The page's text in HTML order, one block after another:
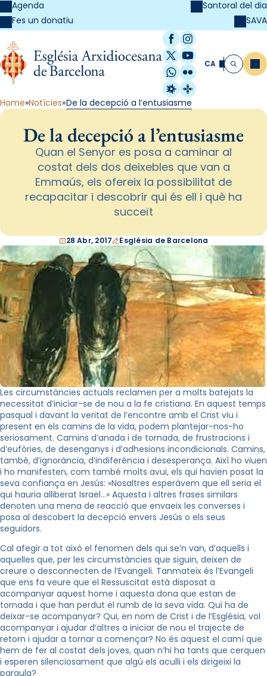
Agenda
Fes un donatiu
Santoral del dia
SAVA
Facebook
Instagram
X / Twitter
YouTube
WhatsApp
Flickr
Radio Estel
Catalunya
CA Cerca
Home Notícies De la decepció a l’entusiasme
De la decepció a l’entusiasme
Quan el Senyor es posa a caminar al
costat dels dos deixebles que van a
Emmaús, els ofereix la possibilitat de
recapacitar i descobrir qui és ell i què ha
succeït
28 Abr, 2017 Església de Barcelona
Les circumstàncies actuals reclamen per a molts batejats la
necessitat d’iniciar-se de nou a la fe cristiana. En aquest temps
pasqual i davant la veritat de l’encontre amb el Crist viu i
present en els camins de la vida, podem plantejar-nos-ho
seriosament. Camins d’anada i de tornada, de frustracions i
d’eufòries, de desenganys i d’adhesions incondicionals. Camins,
també, d’ignorància, d’indiferència i desesperança. Així ho viuen
i ho manifesten, com també molts avui, els qui havien posat la
seva confiança en Jesús: «Nosaltres esperàvem que ell seria el
qui hauria alliberat Israel…» Aquesta i altres frases similars
denoten una mena de reacció que envaeix les converses i
posa al descobert la decepció envers Jesús o els seus
seguidors.
Cal afegir a tot això el fenomen dels qui se’n van, d’aquells i
aquelles que, per les circumstàncies que siguin, deixen de
creure o desconnecten de l’Evangeli. Tanmateix és l’Evangeli
que ens fa veure que el Ressuscitat està disposat a
acompanyar aquest home i aquesta dona que estan de
tornada i que han perdut el rumb de la seva vida. Qui ha de
deixar-se acompanyar? Qui, en nom de Crist i de l’Església, vol
acompanyar i ajudar d’altres a iniciar de nou el trajecte de
retorn i ajudar a tornar a començar? No és aquest el camí que
hem de fer al costat dels joves, quan n’hi ha tants que cerquen
i esperen silenciosament que algú els aculli i els dirigeixi la
paraula?